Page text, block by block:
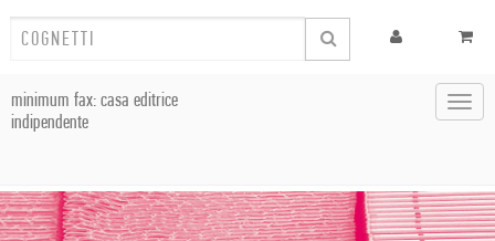
minimum fax: casa editrice
indipendente